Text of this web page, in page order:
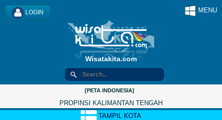
MENU
LOGIN
Wisatakita.com
[PETA INDONESIA]
PROPINSI KALIMANTAN TENGAH
TAMPIL KOTA